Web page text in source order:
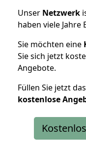
Unser Netzwerk
haben viele
Sie möchten eine
Sie sich jetzt
Angebote.
Füllen Sie jetzt
kostenlose